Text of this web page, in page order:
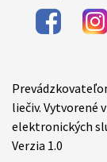
Items
liečiv. Vytvorené
elektronických
Verzia 1.0